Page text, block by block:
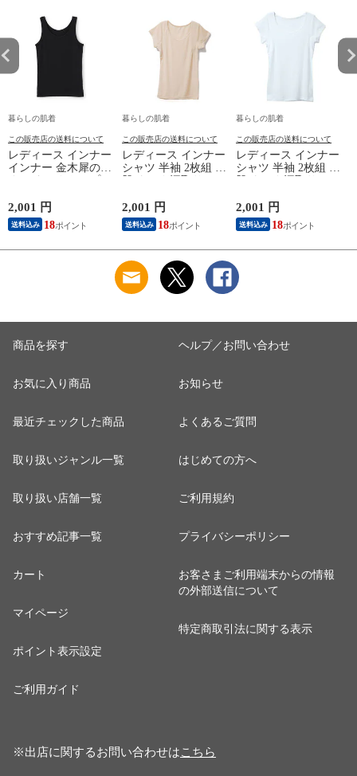
暮らしの肌着
この販売店の送料について
レディース インナー
インナー 金木犀のめ
っとり 保湿 ストレ
ッチ ボタニカル タ
ンクトップ 秋冬 お
2,001 円
送料込み 18
暮らしの肌着
この販売店の送料について
レディース インナー
シャツ 半袖 2枚組 素
り インナーシャツ
パッド付き 春夏 汗
染み 防止 汗 対策 綿
ット工業 S5022B-RT
涼しい 肌着
2,001 円
送料込み 18
暮らしの肌着
この販売店の送料について
レディース インナー
シャツ 半袖 2枚組 素
り インナーシャツ
パッド付き 春夏 汗
染み 防止 汗 対策 綿
ット工業 S5022B-RT
涼しい 肌着
2,001 円
送料込み 18
商品を探す
お気に入り商品
最近チェックした商品
取り扱いジャンル一覧
取り扱い店舗一覧
おすすめ記事一覧
カート
マイページ
ポイント表示設定
ご利用ガイド
ヘルプ／お問い合わせ
お知らせ
よくあるご質問
はじめての方へ
ご利用規約
プライバシーポリシー
お客さまご利用端末からの情報
の外部送信について
特定商取引法に関する表示
※出店に関するお問い合わせはこちら